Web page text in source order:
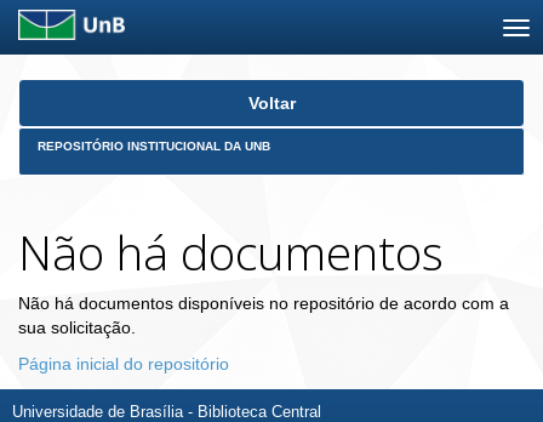
Skip
Voltar
REPOSITÓRIO INSTITUCIONAL DA UNB
Não há documentos
Não há documentos disponíveis no repositório de acordo com a
sua solicitação.
Página inicial do repositório
Universidade de Brasília - Biblioteca Central